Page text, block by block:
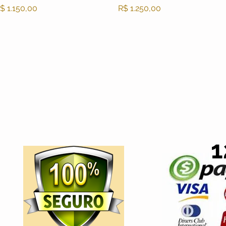
1.150,00
Preço
R$ 1.250,00